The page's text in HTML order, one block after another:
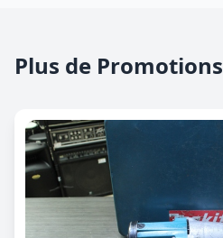
Plus de Promotions